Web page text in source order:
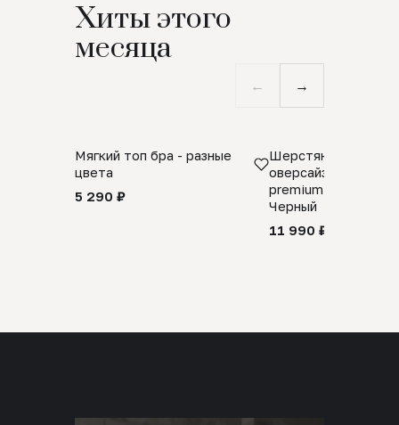
Хиты этого
месяца
← →
Мягкий топ бра - разные
цвета
5 290 ₽
Шерстяной свитер
оверсайз 100%
premium merino
Черный
11 990 ₽